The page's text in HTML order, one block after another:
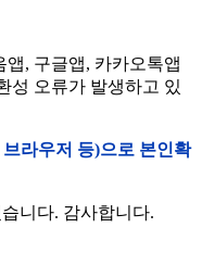
, 구글앱, 카카오톡앱
성 오류가 발생하고 있
라우저 등)으로 본인확
니다. 감사합니다.